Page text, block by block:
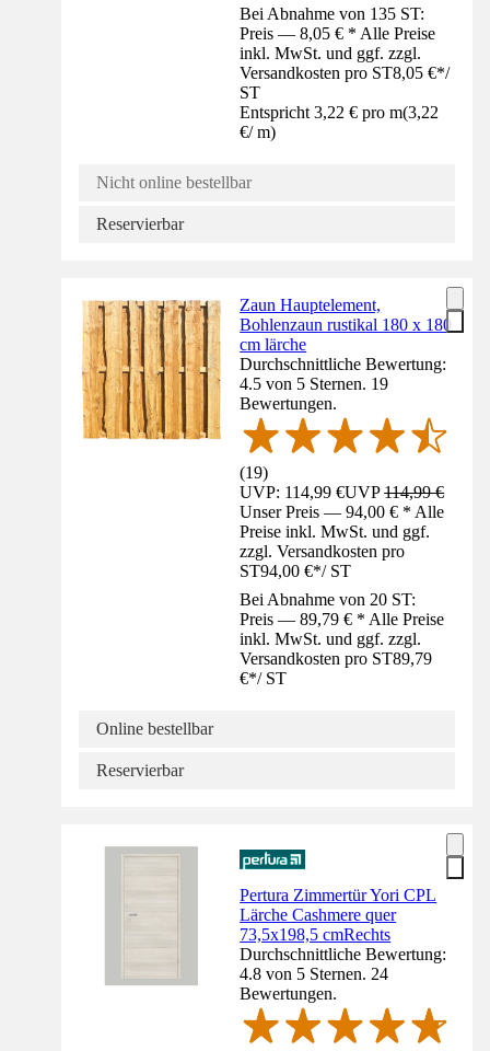
Bei Abnahme von 135 ST:
Preis — 8,05 € * Alle Preise
inkl. MwSt. und ggf. zzgl.
Versandkosten pro ST8,05 €*/
ST
Entspricht 3,22 € pro m(3,22
€/ m)
Nicht online bestellbar
Reservierbar
Zaun Hauptelement,
Bohlenzaun rustikal 180 x 180
cm lärche
Durchschnittliche Bewertung:
4.5 von 5 Sternen. 19
Bewertungen.
(19)
UVP: 114,99 €UVP114,99 €
Unser Preis — 94,00 € * Alle
Preise inkl. MwSt. und ggf.
zzgl. Versandkosten pro
ST94,00 €*/ ST
Bei Abnahme von 20 ST:
Preis — 89,79 € * Alle Preise
inkl. MwSt. und ggf. zzgl.
Versandkosten pro ST89,79
€*/ ST
Online bestellbar
Reservierbar
Pertura Zimmertür Yori CPL
Lärche Cashmere quer
73,5x198,5 cmRechts
Durchschnittliche Bewertung:
4.8 von 5 Sternen. 24
Bewertungen.